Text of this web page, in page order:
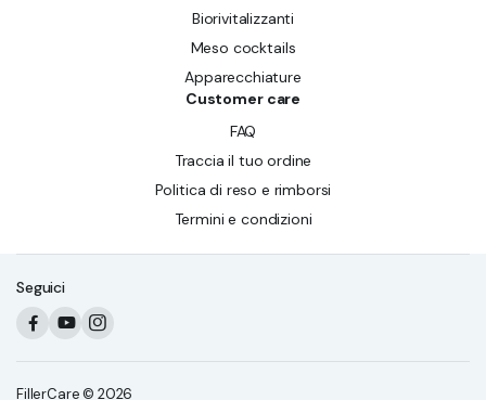
Biorivitalizzanti
Meso cocktails
Apparecchiature
Customer care
FAQ
Traccia il tuo ordine
Politica di reso e rimborsi
Termini e condizioni
Seguici
FillerCare © 2026